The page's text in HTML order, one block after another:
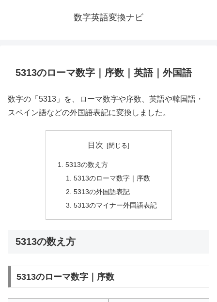
数字英語変換ナビ
5313のローマ数字｜序数｜英語｜外国語
数字の「5313」を、ローマ数字や序数、英語や韓国語・
スペイン語などの外国語表記に変換しました。
目次
5313の数え方
5313のローマ数字｜序数
5313の外国語表記
5313のマイナー外国語表記
5313の数え方
5313のローマ数字｜序数